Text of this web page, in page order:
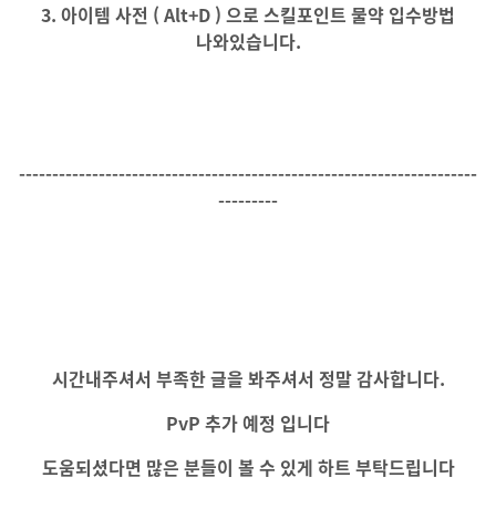
3. 아이템 사전 ( Alt+D ) 으로 스킬포인트 물약 입수방법
나와있습니다.
---------------------------------------------------------------------
---------
시간내주셔서 부족한 글을 봐주셔서 정말 감사합니다.
PvP 추가 예정 입니다
도움되셨다면 많은 분들이 볼 수 있게 하트 부탁드립니다